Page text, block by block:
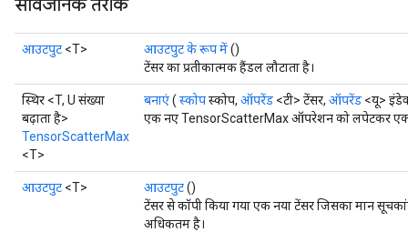
सार्वजनिक तरीके
आउटपुट <T> आउटपुट के रूप में()
टेंसर का प्रतीकात्मक हैंडल लौटाता है।
स्थिर <T, U संख्या
बढ़ाता है>
TensorScatterMax
<T>
बनाएं( स्कोपस्कोप, ऑपरेंड <टी> टेंसर, ऑपरेंड <यू>
एक नए TensorScatterMax ऑपरेशन को लपेटकर एक
आउटपुट <T> आउटपुट()
टेंसर से कॉपी किया गया एक नया टेंसर जिसका मान
अधिकतम है।